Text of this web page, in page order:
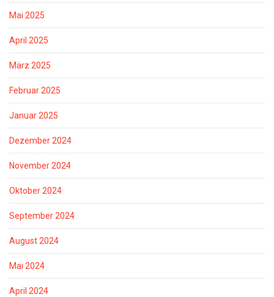
Mai 2025
April 2025
März 2025
Februar 2025
Januar 2025
Dezember 2024
November 2024
Oktober 2024
September 2024
August 2024
Mai 2024
April 2024